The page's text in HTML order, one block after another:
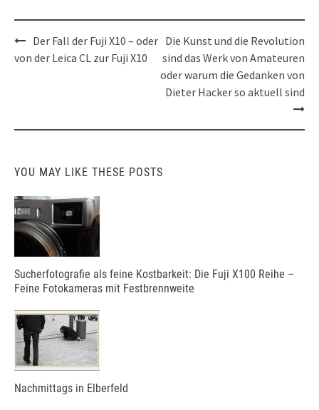
Post
navigation
Der Fall der Fuji X10 – oder
von der Leica CL zur Fuji X10
Die Kunst und die Revolution
sind das Werk von Amateuren
oder warum die Gedanken von
Dieter Hacker so aktuell sind
YOU MAY LIKE THESE POSTS
Sucherfotografie als feine Kostbarkeit: Die Fuji X100 Reihe –
Feine Fotokameras mit Festbrennweite
Nachmittags in Elberfeld